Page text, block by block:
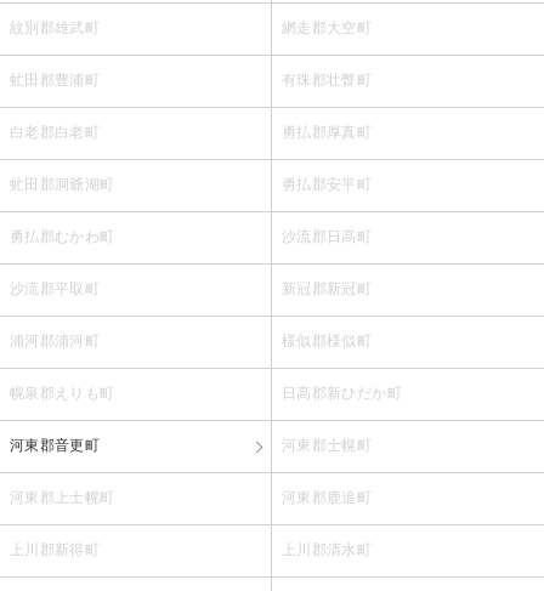
紋別郡雄武町 網走郡大空町
虻田郡豊浦町 有珠郡壮瞥町
白老郡白老町 勇払郡厚真町
虻田郡洞爺湖町 勇払郡安平町
勇払郡むかわ町 沙流郡日高町
沙流郡平取町 新冠郡新冠町
浦河郡浦河町 様似郡様似町
幌泉郡えりも町 日高郡新ひだか町
河東郡音更町 河東郡士幌町
河東郡上士幌町 河東郡鹿追町
上川郡新得町 上川郡清水町